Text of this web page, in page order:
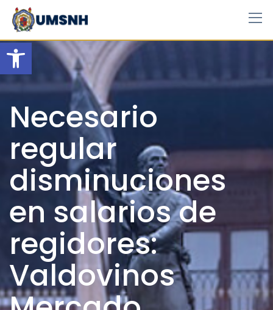
Open toolbar
Skip
content
Necesario
regular
disminuciones
en salarios de
regidores:
Valdovinos